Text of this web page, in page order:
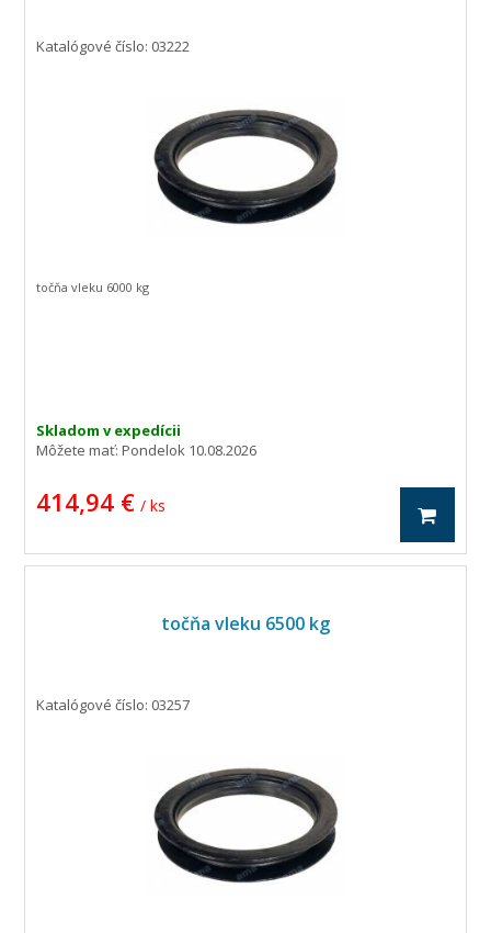
Katalógové číslo: 03222
Skladom v expedícii
Môžete mať:Pondelok 10.08.2026
414,94 € / ks
točňa vleku 6000 kg
točňa vleku 6500 kg
Katalógové číslo: 03257